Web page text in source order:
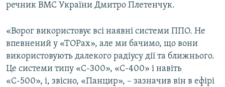
речник ВМС України Дмитро Плетенчук.
«Ворог використовує всі наявні системи ППО. Не
впевнений у «ТОРах», але ми бачимо, що вони
використовують далекого радіусу дії та ближнього.
Це системи типу «С-300», «С-400» і навіть
«С-500», і, звісно, «Панцир», – зазначив він в ефірі